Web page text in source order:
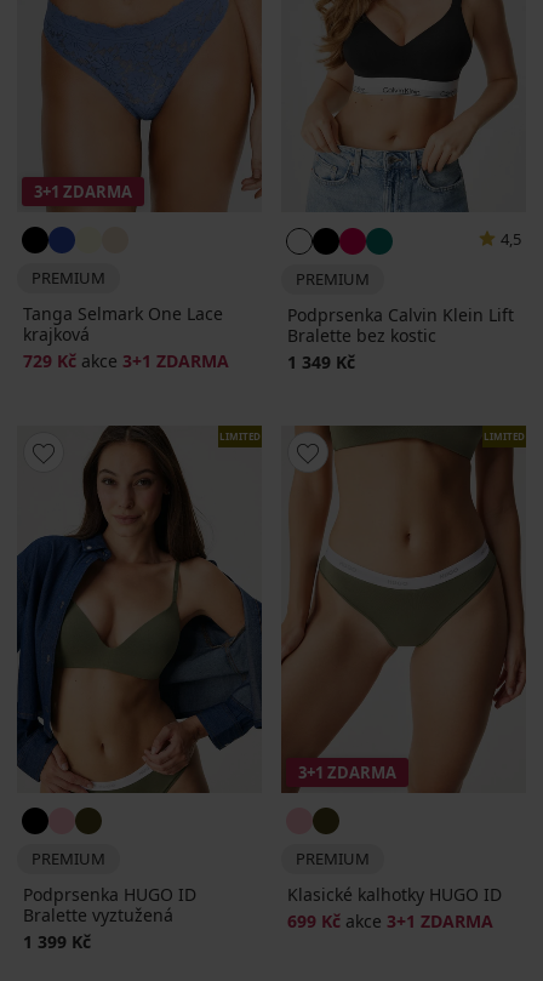
3+1 ZDARMA
PREMIUM
Tanga Selmark One Lace
krajková
729 Kč akce 3+1 ZDARMA
4,5
PREMIUM
Podprsenka Calvin Klein Lift
Bralette bez kostic
1 349 Kč
LIMITED
PREMIUM
Podprsenka HUGO ID
Bralette vyztužená
1 399 Kč
LIMITED
3+1 ZDARMA
PREMIUM
Klasické kalhotky HUGO ID
699 Kč akce 3+1 ZDARMA